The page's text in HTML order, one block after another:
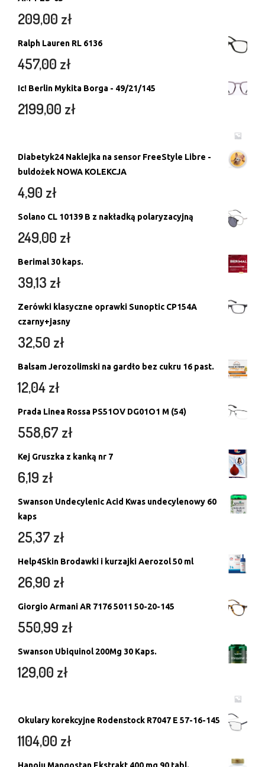
209,00 zł
Ralph Lauren RL 6136
457,00 zł
Ic! Berlin Mykita Borga - 49/21/145
2199,00 zł
Diabetyk24 Naklejka na sensor FreeStyle Libre -
buldożek NOWA KOLEKCJA
4,90 zł
Solano CL 10139 B z nakładką polaryzacyjną
249,00 zł
Berimal 30 kaps.
39,13 zł
Zerówki klasyczne oprawki Sunoptic CP154A
czarny+jasny
32,50 zł
Balsam Jerozolimski na gardło bez cukru 16 past.
12,04zł
Prada Linea Rossa PS51OV DG01O1 M (54)
558,67 zł
Kej Gruszka z kanką nr 7
6,19 zł
Swanson Undecylenic Acid Kwas undecylenowy 60
kaps
25,37 zł
Help4Skin Brodawki i kurzajki Aerozol 50 ml
26,90 zł
Giorgio Armani AR 7176 5011 50-20-145
550,99 zł
Swanson Ubiquinol 200Mg 30 Kaps.
129,00 zł
Okulary korekcyjne Rodenstock R7047 E 57-16-145
1104,00 zł